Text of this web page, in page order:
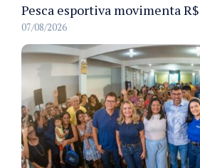
07/08/2026